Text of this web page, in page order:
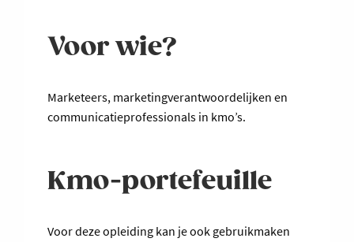
Voor wie?
Marketeers, marketingverantwoordelijken en
communicatieprofessionals in kmo’s.
Kmo-portefeuille
Voor deze opleiding kan je ook gebruikmaken